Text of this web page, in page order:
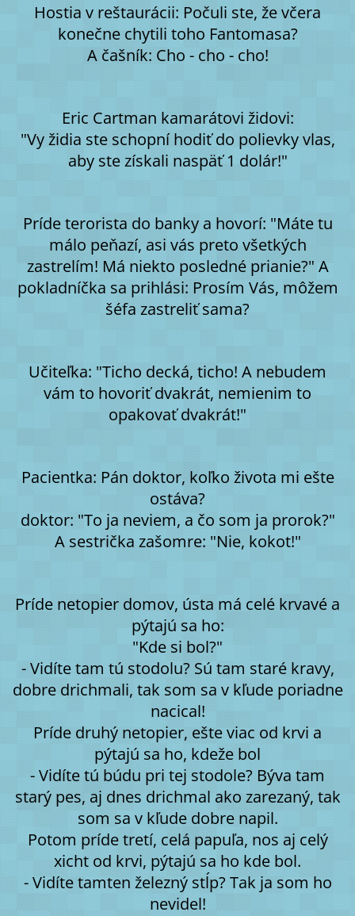
Hostia v reštaurácii: Počuli ste, že včera
konečne chytili toho Fantomasa?
A čašník: Cho - cho - cho!
Eric Cartman kamarátovi židovi:
"Vy židia ste schopní hodiť do polievky vlas,
aby ste získali naspäť 1 dolár!"
Príde terorista do banky a hovorí: "Máte tu
málo peňazí, asi vás preto všetkých
zastrelím! Má niekto posledné prianie?" A
pokladníčka sa prihlási: Prosím Vás, môžem
šéfa zastreliť sama?
Učiteľka: "Ticho decká, ticho! A nebudem
vám to hovoriť dvakrát, nemienim to
opakovať dvakrát!"
Pacientka: Pán doktor, koľko života mi ešte
ostáva?
doktor: "To ja neviem, a čo som ja prorok?"
A sestrička zašomre: "Nie, kokot!"
Príde netopier domov, ústa má celé krvavé a
pýtajú sa ho:
"Kde si bol?"
- Vidíte tam tú stodolu? Sú tam staré kravy,
dobre drichmali, tak som sa v kľude poriadne
nacical!
Príde druhý netopier, ešte viac od krvi a
pýtajú sa ho, kdeže bol
- Vidíte tú búdu pri tej stodole? Býva tam
starý pes, aj dnes drichmal ako zarezaný, tak
som sa v kľude dobre napil.
Potom príde tretí, celá papuľa, nos aj celý
xicht od krvi, pýtajú sa ho kde bol.
- Vidíte tamten železný stĺp? Tak ja som ho
nevidel!